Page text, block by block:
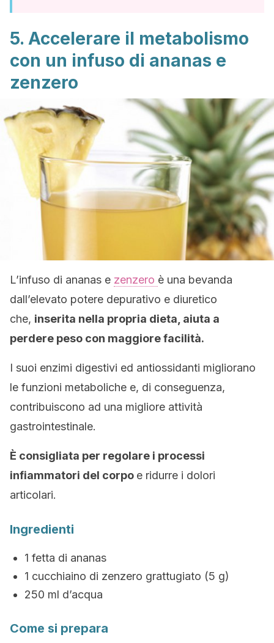
5. Accelerare il metabolismo
con un infuso di ananas e
zenzero
L’infuso di ananas e zenzero è una bevanda
dall’elevato potere depurativo e diuretico
che, inserita nella propria dieta, aiuta a
perdere peso con maggiore facilità.
I suoi enzimi digestivi ed antiossidanti migliorano
le funzioni metaboliche e, di conseguenza,
contribuiscono ad una migliore attività
gastrointestinale.
È consigliata per regolare i processi
infiammatori del corpo e ridurre i dolori
articolari.
Ingredienti
1 fetta di ananas
1 cucchiaino di zenzero grattugiato (5 g)
250 ml d’acqua
Come si prepara